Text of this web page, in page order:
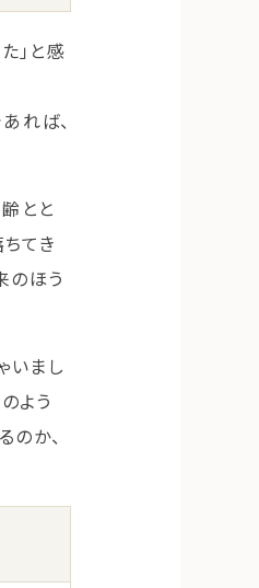
」と感
れば、
とと
てき
のほう
いまし
よう
か、